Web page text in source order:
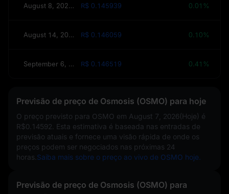
August 8, 2026(Amanhã) R$ 0.145939 0.01%
August 14, 2026(Esta semana) R$ 0.146059 0.10%
September 6, 2026(30 dias) R$ 0.146519 0.41%
Previsão de preço de Osmosis (OSMO) para hoje
O preço previsto para OSMO em August 7, 2026(Hoje) é
R$0.14592 . Esta estimativa é baseada nas entradas de
previsão atuais e fornece uma visão rápida de onde os
preços podem ser negociados nas próximas 24
horas. Saiba mais sobre o preço ao vivo de OSMO hoje.
Previsão de preço de Osmosis (OSMO) para